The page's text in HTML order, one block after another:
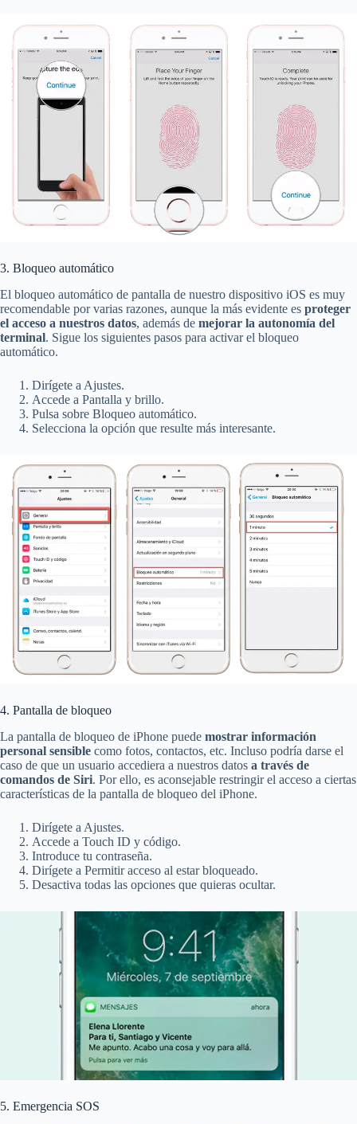
3. Bloqueo automático
El bloqueo automático de pantalla de nuestro dispositivo iOS es muy
recomendable por varias razones, aunque la más evidente es proteger
el acceso a nuestros datos, además de mejorar la autonomía del
terminal. Sigue los siguientes pasos para activar el bloqueo
automático.
Dirígete a Ajustes.
Accede a Pantalla y brillo.
Pulsa sobre Bloqueo automático.
Selecciona la opción que resulte más interesante.
4. Pantalla de bloqueo
La pantalla de bloqueo de iPhone puede mostrar información
personal sensible como fotos, contactos, etc. Incluso podría darse el
caso de que un usuario accediera a nuestros datos a través de
comandos de Siri. Por ello, es aconsejable restringir el acceso a ciertas
características de la pantalla de bloqueo del iPhone.
Dirígete a Ajustes.
Accede a Touch ID y código.
Introduce tu contraseña.
Dirígete a Permitir acceso al estar bloqueado.
Desactiva todas las opciones que quieras ocultar.
5. Emergencia SOS